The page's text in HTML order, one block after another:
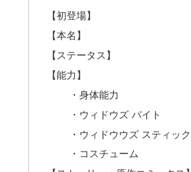
【初登場】
【本名】
【ステータス】
【能力】
・身体能力
・ウィドウズ バイト
・ウィドウウズ スティック
・コスチューム